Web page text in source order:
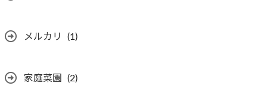
メルカリ (1)
家庭菜園 (2)